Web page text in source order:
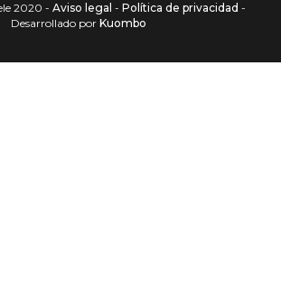
2020 - Aviso legal - Política de privacidad -
Desarrollado por Kuombo